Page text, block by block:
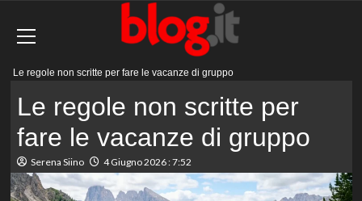
Le regole non scritte per fare le vacanze di gruppo
Le regole non scritte per
fare le vacanze di gruppo
Serena Siino 4 Giugno 2026 : 7:52